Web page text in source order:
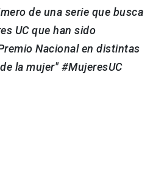
de una serie que busca
UC que han sido
Nacional en distintas
la mujer" #MujeresUC